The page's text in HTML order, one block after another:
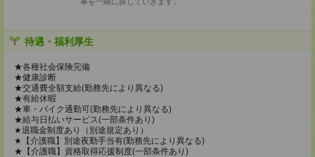
待遇・福利厚生
★各種社会保険完備
★健康診断
★交通費全額支給(勤務先により異なる)
★有給休暇
★車・バイク通勤可(勤務先により異なる)
★給与日払いサービス(一部条件あり)
★退職金制度あり（別途規定あり）
★【介護職】別途夜勤手当有(勤務先により異なる)
★【介護職】資格取得応援制度(一部条件あり)